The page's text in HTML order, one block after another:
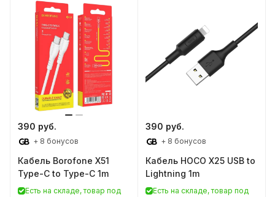
390 руб.
+ 8 бонусов
Кабель Borofone X51
Type-C to Type-C 1m
Есть на складе, товар под
390 руб.
+ 8 бонусов
Кабель HOCO X25 USB to
Lightning 1m
Есть на складе, товар под